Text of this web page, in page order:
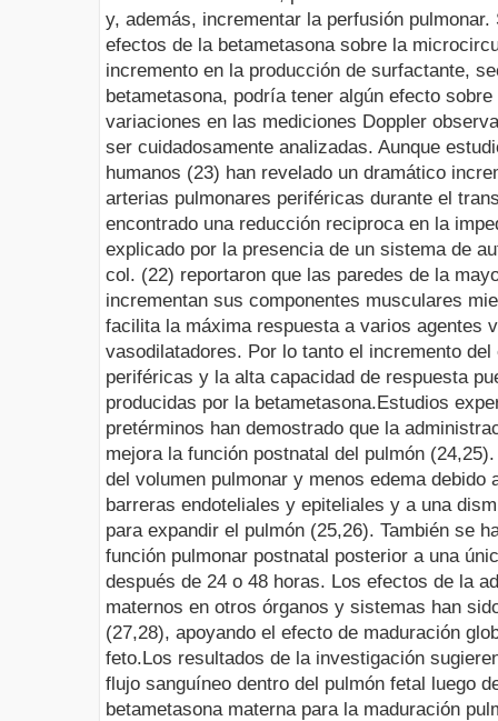
y, además, incrementar la perfusión
efectos de la betametasona sobre la
incremento en la producción de surfactante,
betametasona, podría tener algún efecto
variaciones en las mediciones Doppler
ser cuidadosamente analizadas. Aunque
humanos (23) han revelado un dramático
arterias pulmonares periféricas durante el
encontrado una reducción reciproca en la
explicado por la presencia de un sistema de
col. (22) reportaron que las paredes de la
incrementan sus componentes musculares
facilita la máxima respuesta a varios agentes
vasodilatadores. Por lo tanto el incremento
periféricas y la alta capacidad de respuesta
producidas por la betametasona.Estudios
pretérminos han demostrado que la
mejora la función postnatal del pulmón
del volumen pulmonar y menos edema debido
barreras endoteliales y epiteliales y a una
para expandir el pulmón (25,26). También se
función pulmonar postnatal posterior a una
después de 24 o 48 horas. Los efectos de la
maternos en otros órganos y sistemas han
(27,28), apoyando el efecto de maduración
feto.Los resultados de la investigación
flujo sanguíneo dentro del pulmón fetal luego
betametasona materna para la maduración